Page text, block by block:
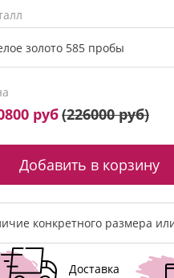
руб(226000 руб)
конкретного размера
Доставка